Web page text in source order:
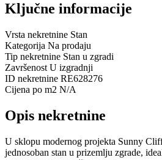
Ključne informacije
Vrsta nekretnine Stan
Kategorija Na prodaju
Tip nekretnine Stan u zgradi
Završenost U izgradnji
ID nekretnine RE628276
Cijena po m2 N/A
Opis nekretnine
U sklopu modernog projekta Sunny
jednosoban stan u prizemlju zgrade,